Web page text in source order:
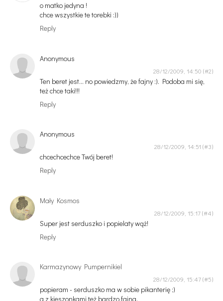
o matko jedyna !
chce wszystkie te torebki :))
Reply
Anonymous
28/12/2009, 14:50
Ten beret jest... no powiedzmy, że fajny :). Podoba mi się,
też chce taki!!!
Reply
Anonymous
28/12/2009, 14:51
chcechcechce Twój beret!
Reply
Mały Kosmos
28/12/2009, 15:17
Super jest serduszko i popielaty wąż!
Reply
Karmazynowy Pumpernikiel
28/12/2009, 15:47
popieram - serduszko ma w sobie pikanterię ;)
a z kieszonkami też bardzo fajna.